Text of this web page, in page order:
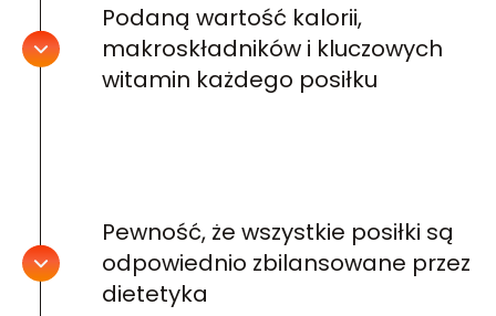
Podaną wartość kalorii,
makroskładników i kluczowych
witamin każdego posiłku
Pewność, że wszystkie posiłki są
odpowiednio zbilansowane przez
dietetyka